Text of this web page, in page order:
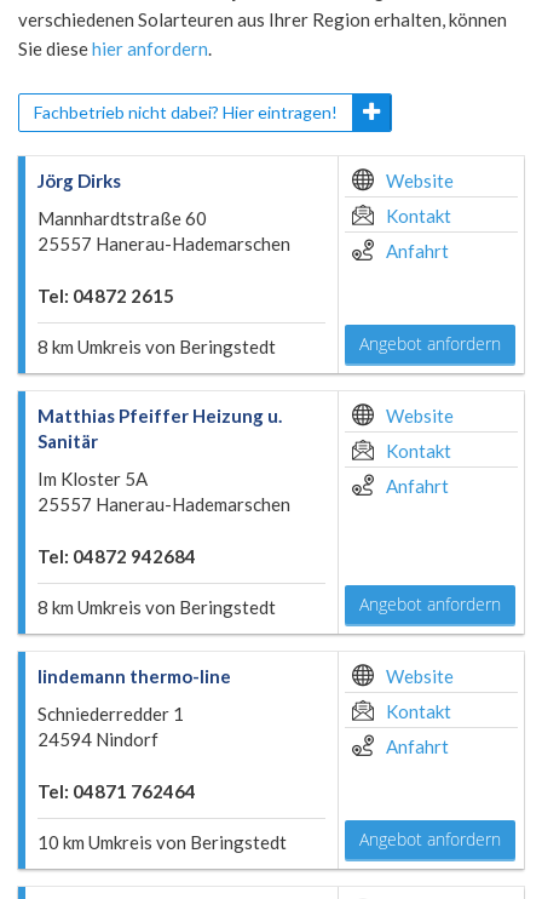
verschiedenen Solarteuren aus Ihrer Region erhalten, können
Sie diesehier anfordern.
Fachbetrieb nicht dabei? Hier eintragen!
Jörg Dirks
Mannhardtstraße 60
25557 Hanerau-Hademarschen
Tel: 04872 2615
8 km Umkreis von Beringstedt
Website
Kontakt
Anfahrt
Angebot anfordern
Matthias Pfeiffer Heizung u.
Sanitär
Im Kloster 5A
25557 Hanerau-Hademarschen
Tel: 04872 942684
8 km Umkreis von Beringstedt
Website
Kontakt
Anfahrt
Angebot anfordern
lindemann thermo-line
Schniederredder 1
24594 Nindorf
Tel: 04871 762464
10 km Umkreis von Beringstedt
Website
Kontakt
Anfahrt
Angebot anfordern